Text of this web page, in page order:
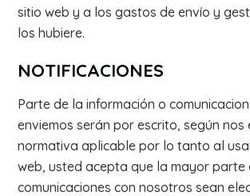
sitio web y a los gastos de envío y
los hubiere.
NOTIFICACIONES
Parte de la información o
enviemos serán por escrito, según nos
normativa aplicable por lo tanto al
web, usted acepta que la mayor parte
comunicaciones con nosotros sean